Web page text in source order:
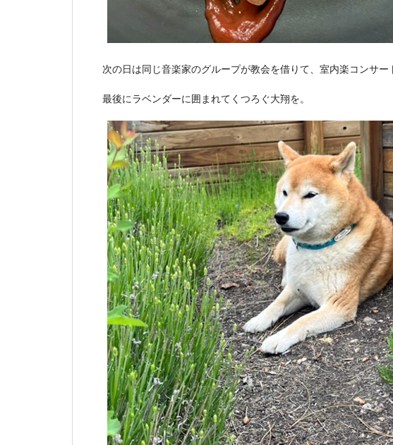
次の日は同じ音楽家のグループが教会を借りて、室内楽コンサー
最後にラベンダーに囲まれてくつろぐ大翔を。